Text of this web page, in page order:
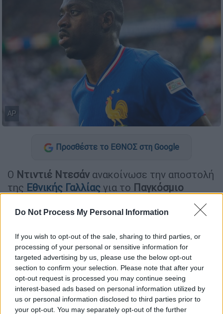
Do Not Process My Personal Information
If you wish to opt-out of the sale, sharing to third parties, or
processing of your personal or sensitive information for
targeted advertising by us, please use the below opt-out
section to confirm your selection. Please note that after your
opt-out request is processed you may continue seeing
interest-based ads based on personal information utilized by
us or personal information disclosed to third parties prior to
your opt-out. You may separately opt-out of the further
AP
Προσθέστε το ΕΘΝΟΣ στη Google
Ο Ντιντιέ Ντεσάν ανακοίνωσε την αποστολή
της Εθνικής Γαλλίας για το Παγκόσμιο
, με τους Τρικολόρ να ταξιδεύουν σε
ΗΠΑ, Καναδά και Μεξικό με στόχο την τρίτη
ΔΙΑΒΑΣΤΕ ΕΠΙΣΗΣ
Αθλητισμός| 14.05.2026 15:48
Οριστικά χωρίς κόσμο το
Παναθηναϊκός - ΠΑΟΚ στη Λεωφόρο